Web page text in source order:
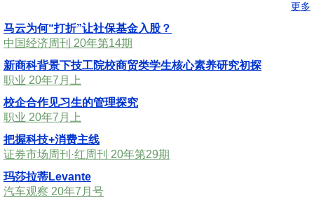
更多
马云为何“打折”让社保基金入股？
中国经济周刊 20年第14期
新商科背景下技工院校商贸类学生核心素养研究初探
职业 20年7月上
校企合作见习生的管理探究
职业 20年7月上
把握科技+消费主线
证券市场周刊·红周刊 20年第29期
玛莎拉蒂Levante
汽车观察 20年7月号